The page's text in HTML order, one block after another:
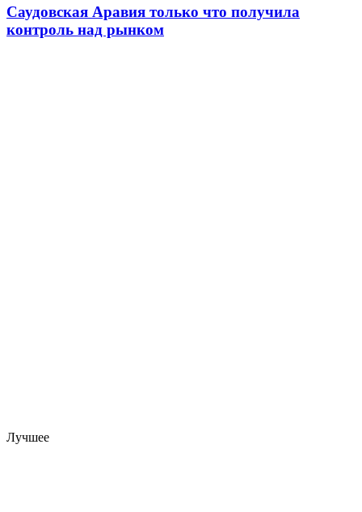
Саудовская Аравия только что получила
контроль над рынком
Лучшее